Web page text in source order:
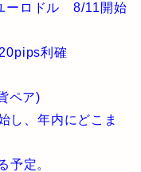
ーロドル 8/11開始
利確
ペア)
し、年内にどこま
予定。